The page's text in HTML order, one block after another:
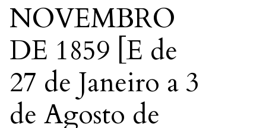
NOVEMBRO
DE 1859 [E de
27 de Janeiro a 3
de Agosto de